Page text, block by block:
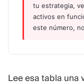
tu estrategia,
activos en
este número,
Lee esa tabla una